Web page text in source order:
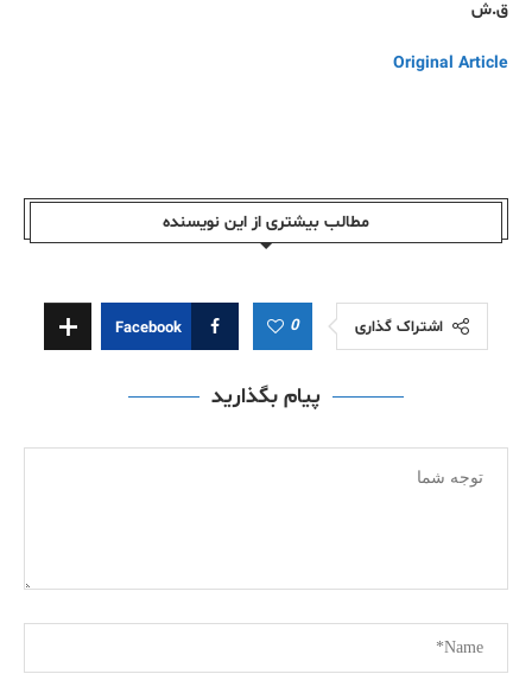
ق.ش
Original Article
مطالب بیشتری از این نویسندە
اشتراک گذاری 0
Facebook
پیام بگذارید